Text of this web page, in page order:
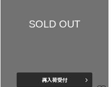
SOLD OUT
再入荷受付